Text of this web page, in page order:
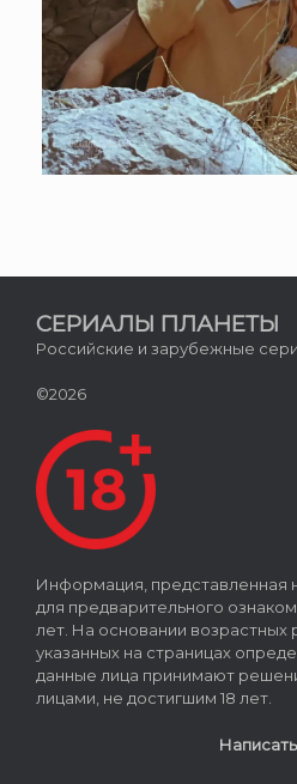
СЕРИАЛЫ ПЛАНЕТЫ
Российские и зарубежные
©2026
Информация, представленная
для предварительного
лет. На основании возрастных
указанных на страницах
данные лица принимают
лицами, не достигшим 18 лет.